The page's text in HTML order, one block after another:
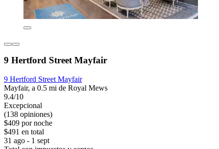
9 Hertford Street Mayfair
9 Hertford Street Mayfair
Mayfair, a 0.5 mi de Royal Mews
9.4/10
Excepcional
(138 opiniones)
$409 por noche
$491 en total
31 ago - 1 sept